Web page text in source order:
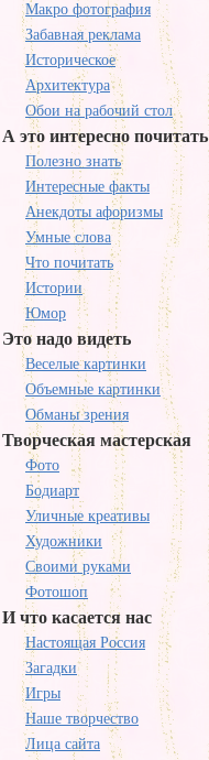
Макро фотография
Забавная реклама
Историческое
Архитектура
Обои на рабочий стол
А это интересно почитать
Полезно знать
Интересные факты
Анекдоты афоризмы
Умные слова
Что почитать
Истории
Юмор
Это надо видеть
Веселые картинки
Объемные картинки
Обманы зрения
Творческая мастерская
Фото
Бодиарт
Уличные креативы
Художники
Своими руками
Фотошоп
И что касается нас
Настоящая Россия
Загадки
Игры
Наше творчество
Лица сайта